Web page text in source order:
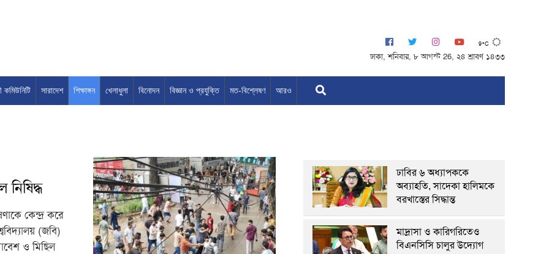
9°C
ঢাকা, শনিবার, ৮ আগস্ট 26, ২৪ শ্রাবণ ১৪৩৩
কমিউনিটি সারাদেশ শিক্ষাঙ্গন খেলাধুলা বিনোদন বিজ্ঞান ও প্রযুক্তি মত-বিশ্লেষণ আরও
কেন্দ্র করে
(জবি)
ও মিছিল
ঢাবির ৬ অধ্যাপককে
অব্যাহতি, সাদেকা হালিমকে
বরখাস্তের সিদ্ধান্ত
মাদ্রাসা ও কারিগরিতেও
বিএনসিসি চালুর উদ্যোগ